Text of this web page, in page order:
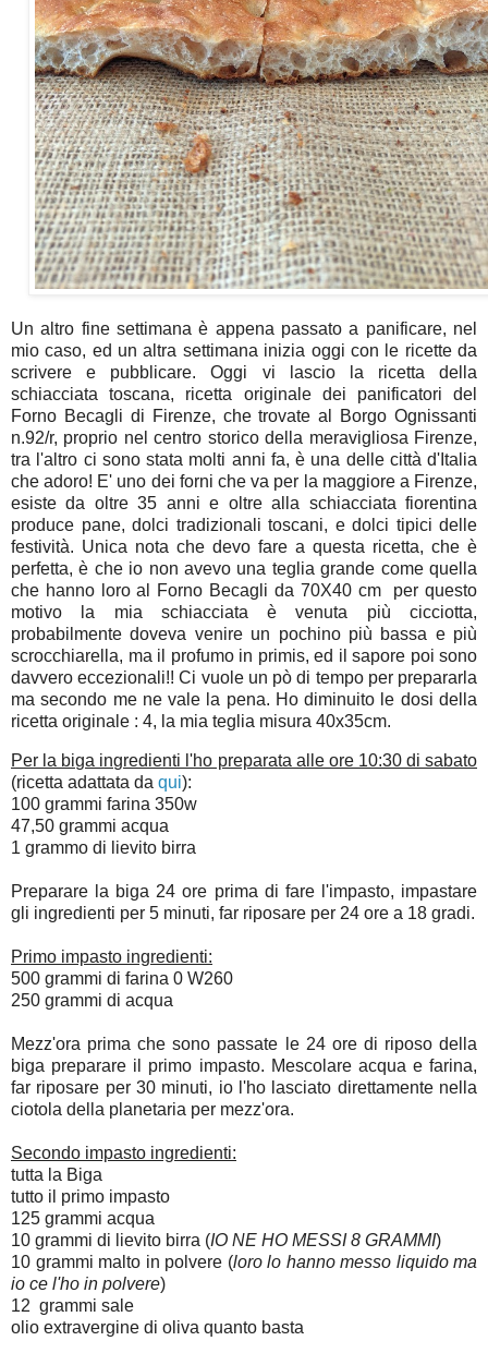
Un altro fine settimana è appena passato a panificare, nel
mio caso, ed un altra settimana inizia oggi con le ricette da
scrivere e pubblicare. Oggi vi lascio la ricetta della
schiacciata toscana, ricetta originale dei panificatori del
Forno Becagli di Firenze, che trovate al Borgo Ognissanti
n.92/r, proprio nel centro storico della meravigliosa Firenze,
tra l'altro ci sono stata molti anni fa, è una delle città d'Italia
che adoro! E' uno dei forni che va per la maggiore a Firenze,
esiste da oltre 35 anni e oltre alla schiacciata fiorentina
produce pane, dolci tradizionali toscani, e dolci tipici delle
festività. Unica nota che devo fare a questa ricetta, che è
perfetta, è che io non avevo una teglia grande come quella
che hanno loro al Forno Becagli da 70X40 cm per questo
motivo la mia schiacciata è venuta più cicciotta,
probabilmente doveva venire un pochino più bassa e più
scrocchiarella, ma il profumo in primis, ed il sapore poi sono
davvero eccezionali!! Ci vuole un pò di tempo per prepararla
ma secondo me ne vale la pena. Ho diminuito le dosi della
ricetta originale : 4, la mia teglia misura 40x35cm.
Per la biga ingredienti l'ho preparata alle ore 10:30 di sabato
(ricetta adattata da qui):
100 grammi farina 350w
47,50 grammi acqua
1 grammo di lievito birra
Preparare la biga 24 ore prima di fare l'impasto, impastare
gli ingredienti per 5 minuti, far riposare per 24 ore a 18 gradi.
Primo impasto ingredienti:
500 grammi di farina 0 W260
250 grammi di acqua
Mezz'ora prima che sono passate le 24 ore di riposo della
biga preparare il primo impasto. Mescolare acqua e farina,
far riposare per 30 minuti, io l'ho lasciato direttamente nella
ciotola della planetaria per mezz'ora.
Secondo impasto ingredienti:
tutta la Biga
tutto il primo impasto
125 grammi acqua
10 grammi di lievito birra (IO NE HO MESSI 8 GRAMMI)
10 grammi malto in polvere (loro lo hanno messo liquido ma
io ce l'ho in polvere)
12 grammi sale
olio extravergine di oliva quanto basta